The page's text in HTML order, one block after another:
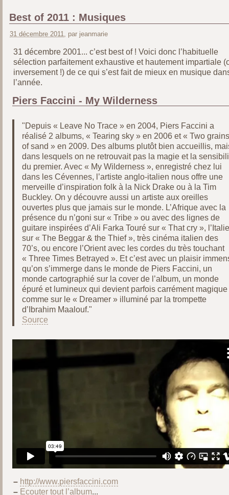
Best of 2011 : Musiques
31 décembre 2011, par jeanmarie
31 décembre 2001... c’est best of ! Voici donc l’habituelle
sélection parfaitement exhaustive et hautement impartiale
inversement !) de ce qui s’est fait de mieux en musique
l’année.
Piers Faccini - My Wilderness
"Depuis « Leave No Trace » en 2004, Piers Faccini a
réalisé 2 albums, « Tearing sky » en 2006 et « Two grains
of sand » en 2009. Des albums plutôt bien accueillis,
dans lesquels on ne retrouvait pas la magie et la
du premier. Avec « My Wilderness », enregistré chez lui
dans les Cévennes, l’artiste anglo-italien nous offre une
merveille d’inspiration folk à la Nick Drake ou à la Tim
Buckley. On y découvre aussi un artiste aux oreilles
ouvertes plus que jamais sur le monde. L’Afrique avec la
présence du n’goni sur « Tribe » ou avec des lignes de
guitare inspirées d’Ali Farka Touré sur « That cry », l’Italie
sur « The Beggar & the Thief », très cinéma italien des
70’s, ou encore l’Orient avec les cordes du très touchant
« Three Times Betrayed ». Et c’est avec un plaisir
qu’on s’immerge dans le monde de Piers Faccini, un
monde cartographié sur la cover de l’album, un monde
épuré et lumineux qui devient parfois carrément magique
comme sur le « Dreamer » illuminé par la trompette
d’Ibrahim Maalouf."
Source
– http://www.piersfaccini.com
– Ecouter tout l’album...